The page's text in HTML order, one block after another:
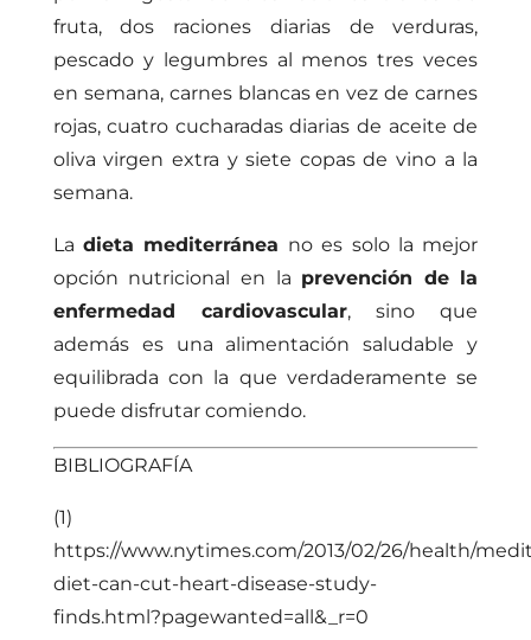
fruta, dos raciones diarias de verduras,
pescado y legumbres al menos tres veces
en semana, carnes blancas en vez de carnes
rojas, cuatro cucharadas diarias de aceite de
oliva virgen extra y siete copas de vino a la
semana.
Ladieta mediterránea no es solo la mejor
opción nutricional en la prevención de la
enfermedad cardiovascular, sino que
además es una alimentación saludable y
equilibrada con la que verdaderamente se
puede disfrutar comiendo.
BIBLIOGRAFÍA
(1)
https://www.nytimes.com/2013/02/26/health/
diet-can-cut-heart-disease-study-
finds.html?pagewanted=all&_r=0